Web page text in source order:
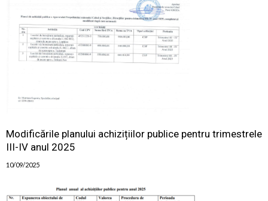
Modificările planului achizițiilor publice pentru trimestrele
III-IV anul 2025
10/09/2025